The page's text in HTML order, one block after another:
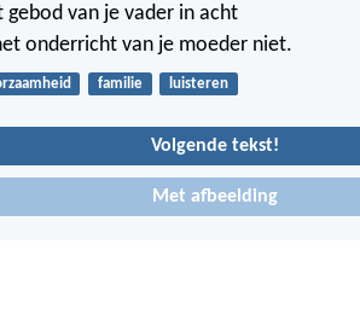
gebod van je vader in acht
onderricht van je moeder niet.
familie luisteren
Volgende tekst!
Met afbeelding